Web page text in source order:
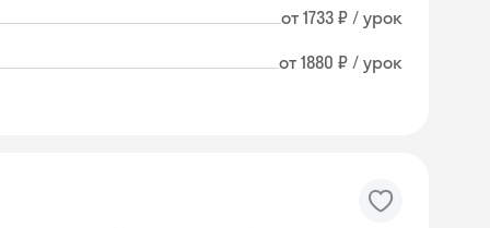
от 1733 ₽ / урок
от 1880 ₽ / урок